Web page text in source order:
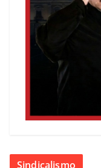
Sindicalismo